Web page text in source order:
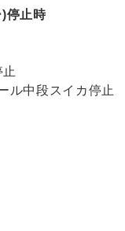
)停止時
ル中段スイカ停止